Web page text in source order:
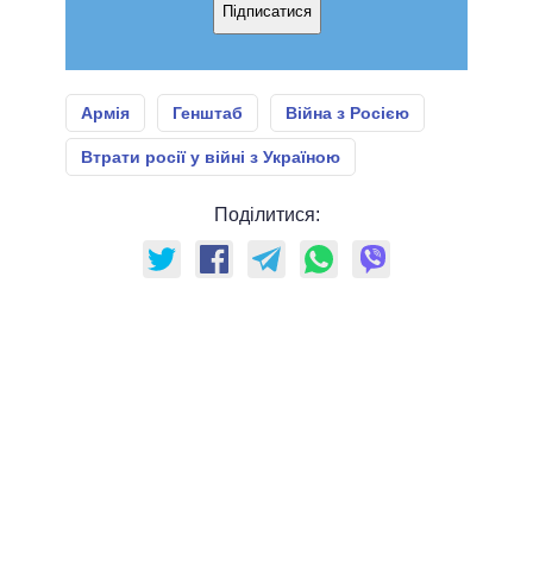
Підписатися
Армія Генштаб Війна з Росією
Втрати росії у війні з Україною
Поділитися: